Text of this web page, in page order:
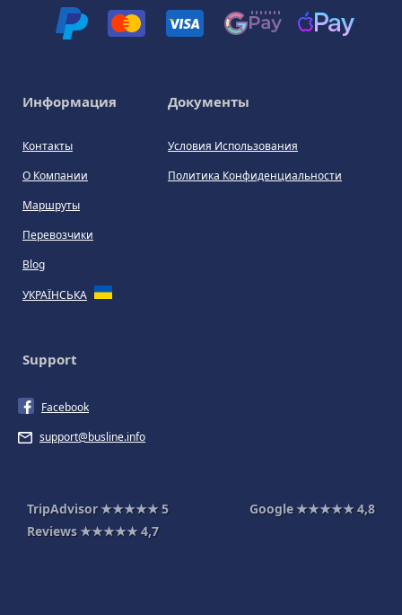
Информация
Контакты
О Компании
Маршруты
Перевозчики
Blog
УКРАЇНСЬКА
Документы
Условия Использования
Политика Конфиденциальности
Support
Facebook
support@busline.info
TripAdvisor ★★★★★5 Google ★★★★★4,8
Reviews ★★★★★4,7